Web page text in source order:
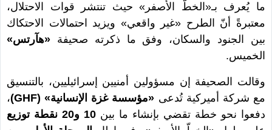
ما يُعرف بـ«الخطّ الأصفر» حيث تنتشر قوات الاحتلال،
معتبرةً أنّ الطرح «غير واقعي» ويزيد احتمالات الاحتكاك
بين الجنود والسكان، وفق ما ذكرته صحيفة «هآرتس»
الخميس.
وقالت الصحيفة إن مسؤولين أمنيين إسرائيليين، بالتنسيق
مع شركة أميركية تُدعى «مؤسسة غزة الإنسانية» (GHF)
،
دفعوا نحو خطة تقضي بإنشاء ما بين 10 و20 نقطة توزيع